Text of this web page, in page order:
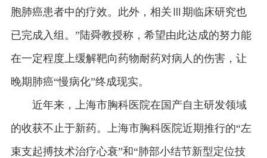
胞肺癌患者中的疗效。此外，相关Ⅲ期临床研究也
已完成入组。”陆舜教授称，希望由此达成的努力能
在一定程度上缓解靶向药物耐药对病人的伤害，让
晚期肺癌“慢病化”终成现实。
近年来，上海市胸科医院在国产自主研发领域
的收获不止于新药。上海市胸科医院近期推行的“左
束支起搏技术治疗心衰”和“肺部小结节新型定位技